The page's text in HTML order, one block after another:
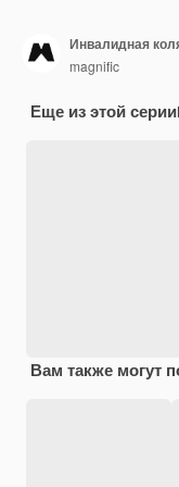
Инвалидная
magnific
Еще из этой серии
Вам также могут